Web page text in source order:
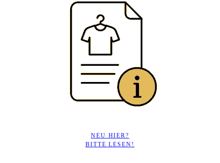
NEU HIER?
BITTE LESEN!